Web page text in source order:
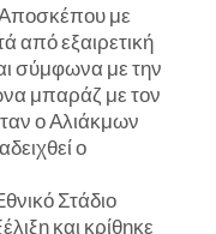
με
από εξαιρετική
σύμφωνα με την
μπαράζ με τον
ο Αλιάκμων
ο
Στάδιο
και κρίθηκε